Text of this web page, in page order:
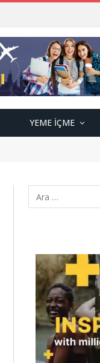
YEME İÇME
Video
oynatıcı